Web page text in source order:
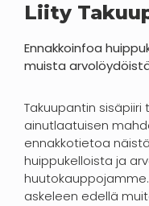
Liity
Ennakkoinfoa
muista
Takuupantin
ainutlaatuisen
ennakkotietoa
huippukelloista ja
askeleen edellä